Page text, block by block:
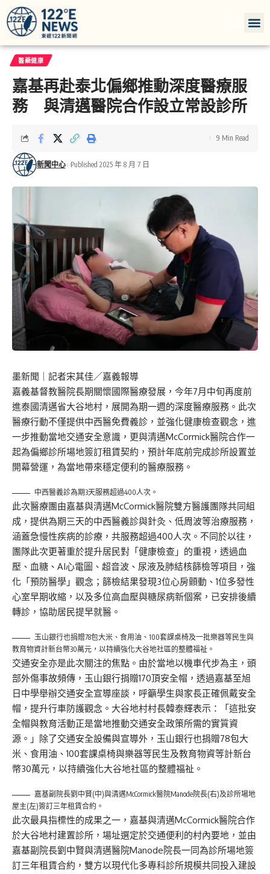
醫藥健康
嘉基再赴泰北偏鄉推動深度醫療服
務 與清邁醫院合作設立常設診所
新聞中心 Published 2025 年 8 月 7 日
9 Min Read
墨新聞
｜記者宋其佳／嘉義報導
嘉義基督教醫院長期關懷國際醫療發展，今年7月中旬再度前
進泰國清邁省大谷地村，展開為期一週的深度醫療服務。此次
醫療行動不僅提供中西醫免費義診，並強化健康檢查觀念，進
一步推動當地交通安全意識，更與清邁McCormick醫院合作一
起為偏鄉診所場地簽訂租賃契約，預計年底前完成診所設置並
開幕營運，為當地帶來穩定便利的醫療服務。
中西醫義診為期3天服務超過400人次。
此次醫療團由嘉基與清邁McCormick醫院雙方醫護團隊共同組
成，提供為期三天的中西醫義診與針灸、低周波等治療服務，
涵蓋急慢性疾病的診療，共服務超過400人次。不同於以往，
團隊此次更著重於提升居民對「健康檢查」的重視，透過血
壓、血糖、AI心電圖、超音波、尿液及肺結核篩檢等項目，強
化「預防醫學」觀念；篩檢結果發現3位心房顫動、1位多發性
心室早期收縮，以及多位高血壓與糖尿病新個案，已安排後續
轉診，協助居民提早就醫。
玉山銀行也捐贈78包大米、食用油、100套課桌椅及一批樂器等民生與
教育物資計新台幣30萬元，以持續強化大谷地社區的整體福祉。
交通安全亦是此次關注的焦點。由於當地以機車代步為主，頭
部外傷事故頻傳，玉山銀行捐贈170頂安全帽，透過嘉基至旭
日中學舉辦交通安全宣導座談，呼籲學生與家長正確佩戴安全
帽，提升行車防護觀念。大谷地村村長韓泰輝表示：「這批安
全帽與教育活動正是當地推動交通安全政策所需的實質資
源。」除了交通安全設備與宣導外，玉山銀行也捐贈78包大
米、食用油、100套課桌椅與樂器等民生及教育物資等計新台
幣30萬元，以持續強化大谷地社區的整體福祉。
嘉基副院長劉中賢(中)與清邁McCormick醫院Manode院長(右)及診所場地
屋主(左)簽訂三年租賃合約。
此次最具指標性的成果之一，嘉基與清邁McCormick醫院合作
於大谷地村建置診所，場址選定於交通便利的村內要地，並由
嘉基副院長劉中賢與清邁醫院Manode院長一同為診所場地簽
訂三年租賃合約，雙方以現代化多專科診所規模共同投入建設